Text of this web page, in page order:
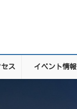
ス イベント情報